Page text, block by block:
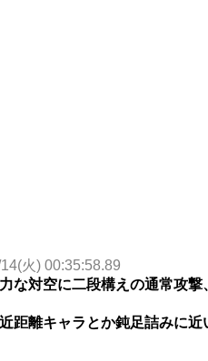
火) 00:35:58.89
な対空に二段構えの通常攻
距離キャラとか鈍足詰みに近